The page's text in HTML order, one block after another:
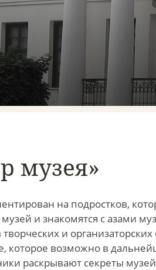
музея»
на подростков,
и знакомятся с азами
творческих и
которое возможно в
раскрывают секреты